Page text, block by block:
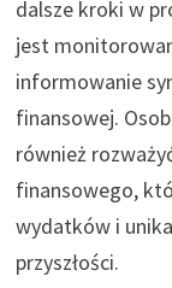
dalsze kroki w
jest
informowanie
finansowej.
również
finansowego,
wydatków i
przyszłości.